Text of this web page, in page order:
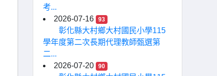
考...
2026-07-16
93
彰化縣大村鄉大村國民小學115
學年度第二次長期代理教師甄選第
二...
2026-07-20
90